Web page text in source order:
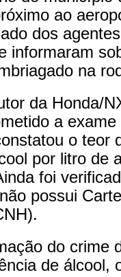
ao
dos
informaram
na
da Honda/
a exame
o teor
por litro de
foi
possui
do crime
de álcool,